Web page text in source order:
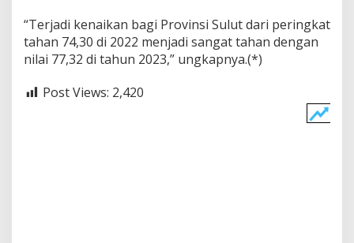
“Terjadi kenaikan bagi Provinsi Sulut dari peringkat
tahan 74,30 di 2022 menjadi sangat tahan dengan
nilai 77,32 di tahun 2023,” ungkapnya.(*)
Post Views: 2,420